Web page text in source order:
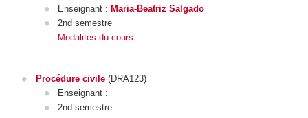
Enseignant : Maria-Beatriz Salgado
2nd semestre
Modalités du cours
Procédure civile(DRA123)
Enseignant :
2nd semestre